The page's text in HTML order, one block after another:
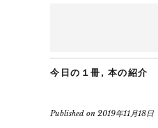
今日の１冊 , 本の紹介
Published on 2019年11月18日